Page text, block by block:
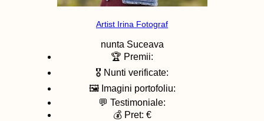
Artist Irina Fotograf
nunta Suceava
🏆 Premii:
🎖️ Nunti verificate:
🖼️ Imagini portofoliu:
💬 Testimoniale:
💰 Pret: €